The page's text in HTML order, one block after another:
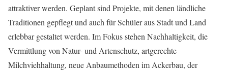
attraktiver werden. Geplant sind Projekte, mit denen ländliche
Traditionen gepflegt und auch für Schüler aus Stadt und Land
erlebbar gestaltet werden. Im Fokus stehen Nachhaltigkeit, die
Vermittlung von Natur- und Artenschutz, artgerechte
Milchviehhaltung, neue Anbaumethoden im Ackerbau, der